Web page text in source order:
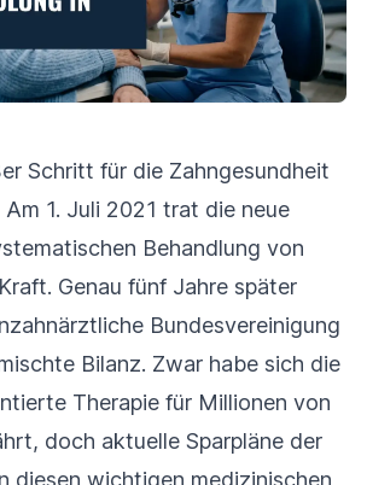
Schritt für die Zahngesundheit
1. Juli 2021 trat die neue
Behandlung von
Genau fünf Jahre später
Bundesvereinigung
Bilanz. Zwar habe sich die
Therapie für Millionen von
doch aktuelle Sparpläne der
diesen wichtigen medizinischen